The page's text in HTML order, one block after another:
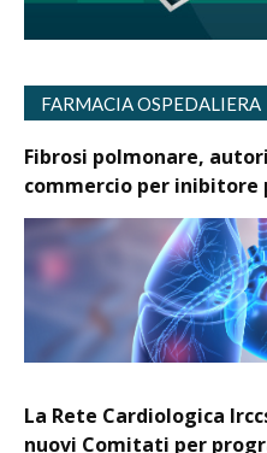
FARMACIA OSPEDALIERA
Fibrosi polmonare,
commercio per inibitore
La Rete Cardiologica
nuovi Comitati per